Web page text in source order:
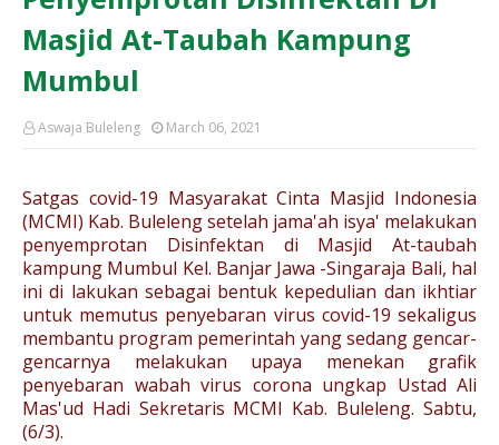
Masjid At-Taubah Kampung
Mumbul
Aswaja Buleleng March 06, 2021
Satgas covid-19 Masyarakat Cinta Masjid Indonesia
(MCMI) Kab. Buleleng setelah jama'ah isya' melakukan
penyemprotan Disinfektan di Masjid At-taubah
kampung Mumbul Kel. Banjar Jawa -Singaraja Bali, hal
ini di lakukan sebagai bentuk kepedulian dan ikhtiar
untuk memutus penyebaran virus covid-19 sekaligus
membantu program pemerintah yang sedang gencar-
gencarnya melakukan upaya menekan grafik
penyebaran wabah virus corona ungkap Ustad Ali
Mas'ud Hadi Sekretaris MCMI Kab. Buleleng. Sabtu,
(6/3).